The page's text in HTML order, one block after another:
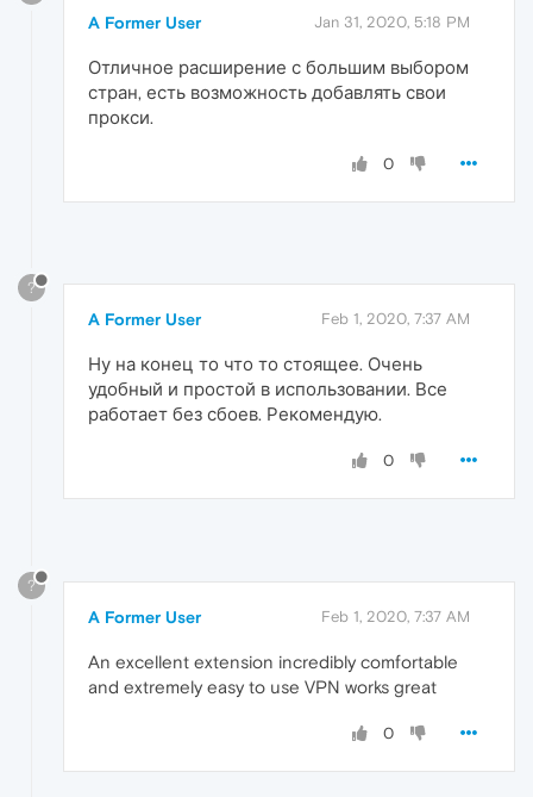
A Former User Jan 31, 2020, 5:18 PM
Отличное расширение с большим выбором
стран, есть возможность добавлять свои
прокси.
0
?
A Former User Feb 1, 2020, 7:37 AM
Ну на конец то что то стоящее. Очень
удобный и простой в использовании. Все
работает без сбоев. Рекомендую.
0
?
A Former User Feb 1, 2020, 7:37 AM
An excellent extension incredibly comfortable
and extremely easy to use VPN works great
0